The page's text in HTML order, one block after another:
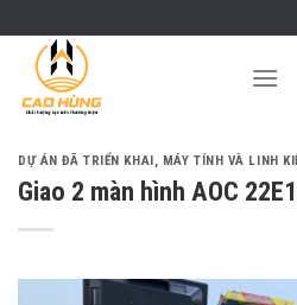
to
content
DỰ ÁN ĐÃ TRIỂN KHAI, MÁY TÍNH VÀ LINH
Giao 2 màn hình AOC